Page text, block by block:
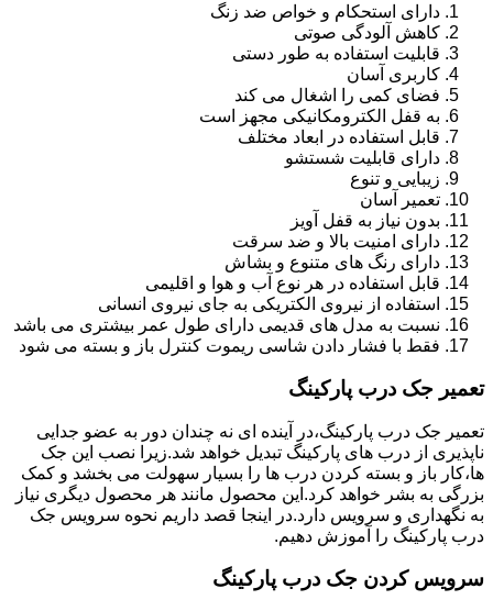
دارای استحکام و خواص ضد زنگ
کاهش آلودگی صوتی
قابلیت استفاده به طور دستی
کاربری آسان
فضای کمی را اشغال می کند
به قفل الکترومکانیکی مجهز است
قابل استفاده در ابعاد مختلف
دارای قابلیت شستشو
زیبایی و تنوع
تعمیر آسان
بدون نیاز به قفل آویز
دارای امنیت بالا و ضد سرقت
دارای رنگ های متنوع و بشاش
قابل استفاده در هر نوع آب و هوا و اقلیمی
استفاده از نیروی الکتریکی به جای نیروی انسانی
نسبت به مدل های قدیمی دارای طول عمر بیشتری می باشد
فقط با فشار دادن شاسی ریموت کنترل باز و بسته می شود
تعمیر جک درب پارکینگ
تعمیر جک درب پارکینگ،در آینده ای نه چندان دور به عضو جدایی
ناپذیری از درب های پارکینگ تبدیل خواهد شد.زیرا نصب این جک
ها،کار باز و بسته کردن درب ها را بسیار سهولت می بخشد و کمک
بزرگی به بشر خواهد کرد.این محصول مانند هر محصول دیگری نیاز
به نگهداری و سرویس دارد.در اینجا قصد داریم نحوه سرویس جک
درب پارکینگ را آموزش دهیم.
سرویس کردن جک درب پارکینگ